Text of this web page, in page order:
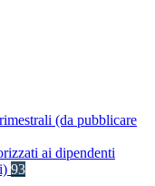
(da pubblicare
ai dipendenti
93